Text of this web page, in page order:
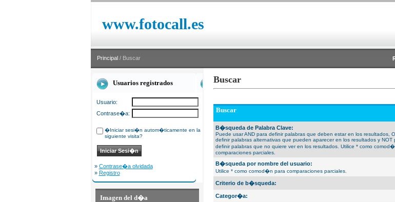
www.fotocall.es
Principal / Buscar
Usuarios registrados
Usuario:
Contrase�a:
�Iniciar sesi�n autom�ticamente en la
siguiente visita?
» Contrase�a olvidada
» Registro
Imagen del d�a
Buscar
Buscar
B�squeda de Palabra Clave:
Puede usar AND para definir palabras que deben estar en los resultados,
definir palabras alternativas que pueden aparecer en los resultados y NOT
definir palabras que no quiere ver en los resultados. Utilice * como
comparaciones parciales.
B�squeda por nombre del usuario:
Utilice * como comod�n para comparaciones parciales.
Criterio de b�squeda:
Categor�a: